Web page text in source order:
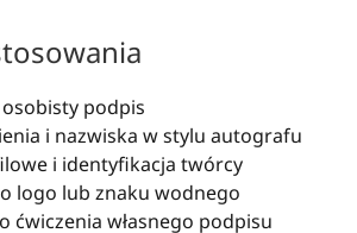
osobisty podpis
i nazwiska w stylu autografu
i identyfikacja twórcy
logo lub znaku wodnego
ćwiczenia własnego podpisu